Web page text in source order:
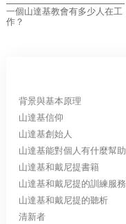
一個山達基教會有多少人在工
作？
背景與基本原理
山達基信仰
山達基創始人
山達基能對個人有什麼幫助
山達基和戴尼提書籍
山達基和戴尼提的訓練服務
山達基和戴尼提的聽析
清新者